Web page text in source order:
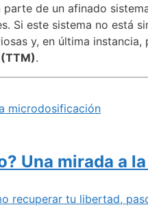
de un afinado
Si este sistema no está
y, en última
.
microdosificación
Una mirada a
recuperar tu libertad,